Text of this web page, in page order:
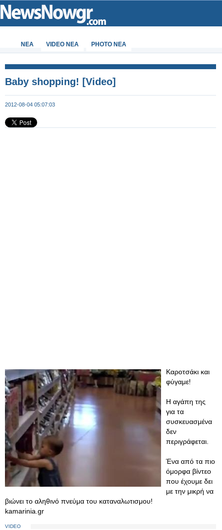
ΝΕΑ VIDEO NEA PHOTO NEA
Baby shopping! [Video]
2012-08-04 05:07:03
Καροτσάκι και
φύγαμε!
Η αγάπη της
για τα
συσκευασμένα
δεν
περιγράφεται.
Ένα από τα πιο
όμορφα βίντεο
που έχουμε δει
με την μικρή να
βιώνει το αληθινό πνεύμα του καταναλωτισμου!
kamarinia.gr
VIDEO